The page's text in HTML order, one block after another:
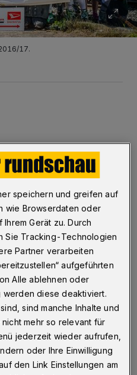
17.
Calenberg 8:3 (4:1)
Leandro und Börkei.
auf Rang sieben. Am
2016) kommt der
Herringen um 18 Uhr
Halle.
speichern und greifen auf
wie Browserdaten oder
Gerät zu. Durch
Sie Tracking-Technologien
Partner verarbeiten
aufgeführten
Alle ablehnen oder
werden diese deaktiviert.
sind manche Inhalte und
mehr so relevant für
jederzeit wieder aufrufen,
oder Ihre Einwilligung
den Link Einstellungen am